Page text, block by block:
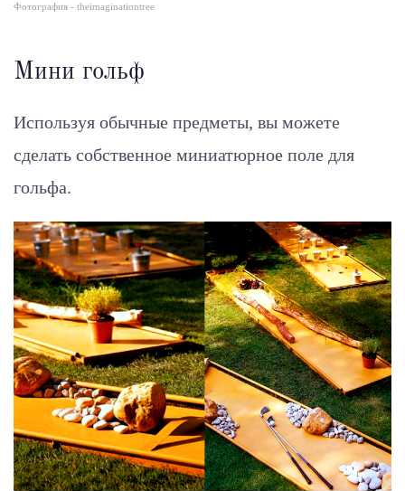
Фотография - theimaginationtree
Мини гольф
Используя обычные предметы, вы можете
сделать собственное миниатюрное поле для
гольфа.